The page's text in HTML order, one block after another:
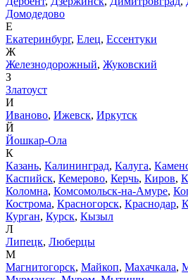
Домодедово
Е
Екатеринбург, Елец, Ессентуки
Ж
Железнодорожный, Жуковский
З
Златоуст
И
Иваново, Ижевск, Иркутск
Й
Йошкар-Ола
К
Казань, Калининград, Калуга,
Каспийск, Кемерово, Керчь, Киров,
Коломна, Комсомольск-на-Амуре,
Кострома, Красногорск, Краснодар,
Курган, Курск, Кызыл
Л
Липецк, Люберцы
М
Магнитогорск, Майкоп, Махачкала,